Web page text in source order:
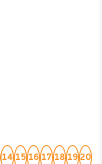
14 15 16 17 18 19 20